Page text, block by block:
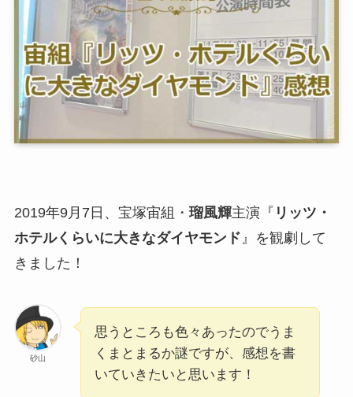
2019年9月7日、宝塚宙組・ 瑠風輝主演『 リッツ・
ホテルくらいに大きなダイヤモンド 』を観劇して
きました！
砂山
思うところも色々あったのでうま
くまとまるか謎ですが、感想を書
いていきたいと思います！